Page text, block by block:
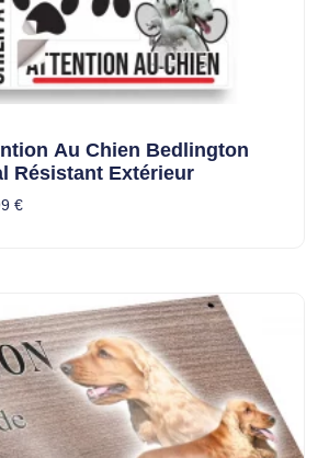
Au Chien Bedlington
Résistant Extérieur
€